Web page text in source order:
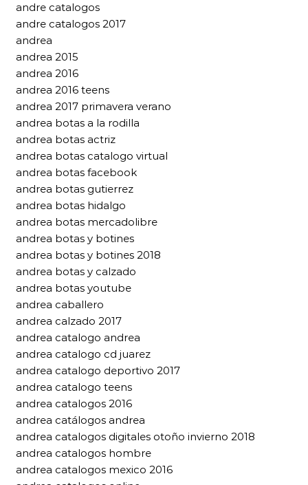
andre catalogos
andre catalogos 2017
andrea
andrea 2015
andrea 2016
andrea 2016 teens
andrea 2017 primavera verano
andrea botas a la rodilla
andrea botas actriz
andrea botas catalogo virtual
andrea botas facebook
andrea botas gutierrez
andrea botas hidalgo
andrea botas mercadolibre
andrea botas y botines
andrea botas y botines 2018
andrea botas y calzado
andrea botas youtube
andrea caballero
andrea calzado 2017
andrea catalogo andrea
andrea catalogo cd juarez
andrea catalogo deportivo 2017
andrea catalogo teens
andrea catalogos 2016
andrea catálogos andrea
andrea catalogos digitales otoño invierno 2018
andrea catalogos hombre
andrea catalogos mexico 2016